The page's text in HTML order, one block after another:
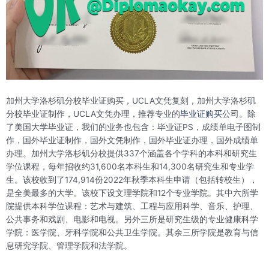
加州大学洛杉矶分校毕业证购买，UCLA文凭复刻，加州大学洛杉矶
分校毕业证制作，UCLA文凭办理，推荐专业的毕业证购买公司。除
了美国大学毕业证，我们的业务也包含：毕业证PS，成绩单电子图制
作，国外毕业证制作，国外文凭制作，国外毕业证办理，国外成绩单
办理。加州大学洛杉矶分校提供337个涵盖各个学科的本科和研究生
学位课程，每年招收约31,600名本科生和14,300名研究生和专业学
生。该校收到了174,914份2022年秋季本科生申请（包括转校生），
是全美最多的大学。该校下设文理学院和12个专业学院。其中六所学
院提供本科学位课程：艺术与建筑、工程与应用科学、音乐、护理、
公共事务和戏剧、电影和电视。另外三所是研究生级的专业健康科学
学院：医学院、牙科学院和公共卫生学院。其余三所学院是教育与信
息研究学院、管理学院和法学院。